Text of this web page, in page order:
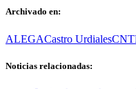
Archivado en:
ALEGACastro UrdialesCNT
Noticias relacionadas: